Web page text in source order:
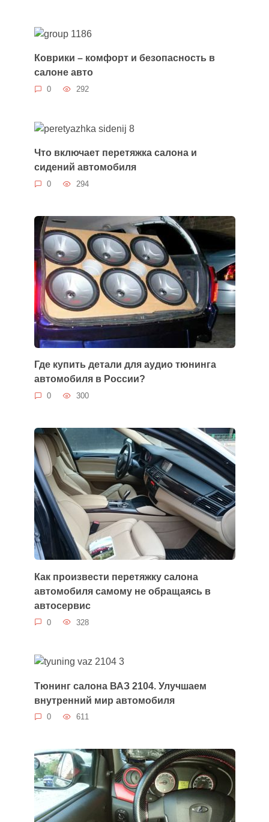
Коврики – комфорт и безопасность в
салоне авто
0 292
Что включает перетяжка салона и
сидений автомобиля
0 294
Где купить детали для аудио тюнинга
автомобиля в России?
0 300
Как произвести перетяжку салона
автомобиля самому не обращаясь в
автосервис
0 328
Тюнинг салона ВАЗ 2104. Улучшаем
внутренний мир автомобиля
0 611